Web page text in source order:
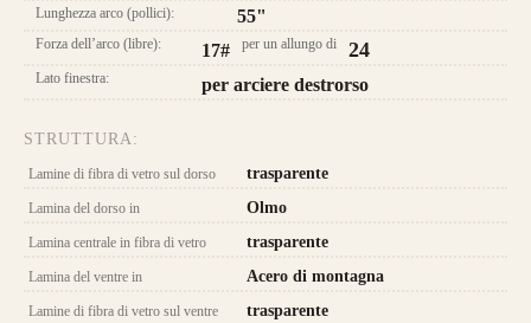
TUO LONGBOW
Tasso, Osage o Bambù,
composta da
4 lamine di legno.
Lunghezza arco (pollici): 55"
Forza dell’arco (libre): 17# per un allungo di 24
Lato finestra: per arciere destrorso
STRUTTURA:
Lamine di fibra di vetro sul dorso trasparente
Lamina del dorso in Olmo
Lamina centrale in fibra di vetro trasparente
Lamina del ventre in Acero di montagna
Lamine di fibra di vetro sul ventre trasparente